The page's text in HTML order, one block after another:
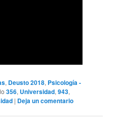
, Deusto 2018, Psicología -
356, Universidad,943,
| Deja un comentario